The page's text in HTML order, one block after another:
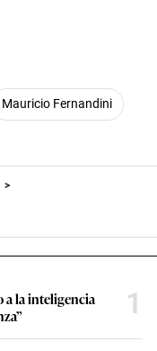
Mauricio Fernandini
a la inteligencia
1